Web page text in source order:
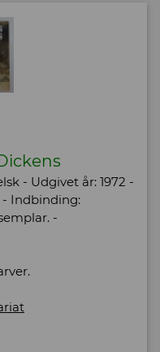
- Udgivet år: 1972 -
- Indbinding:
-